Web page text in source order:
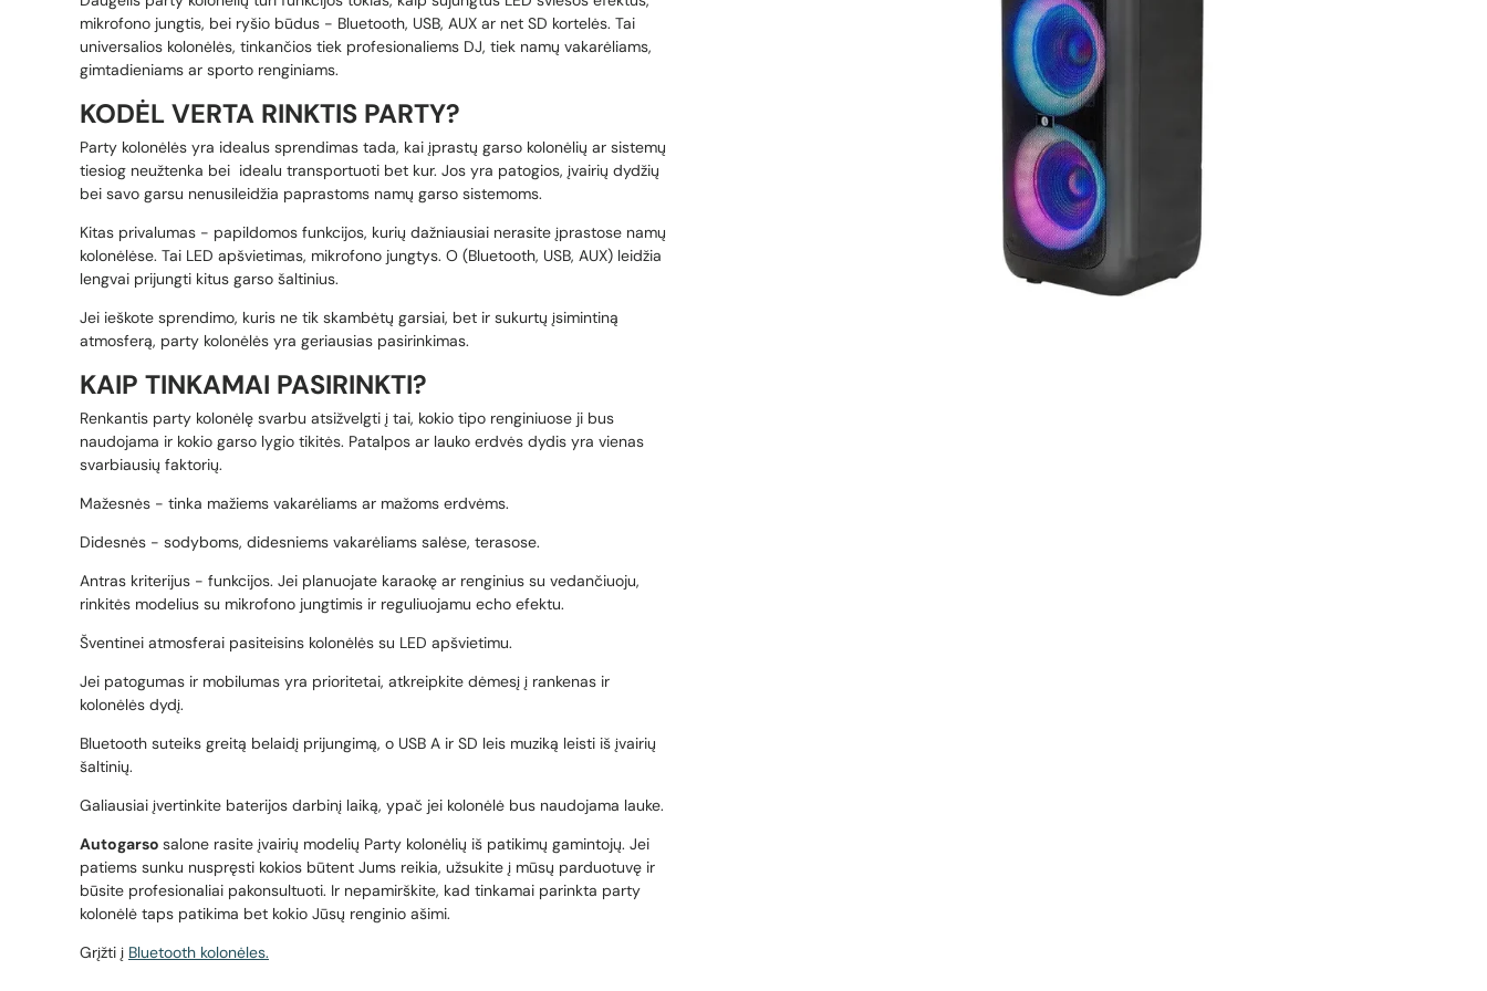
mikrofono jungtis, bei ryšio būdus - Bluetooth, USB, AUX ar net SD kortelės. Tai
universalios kolonėlės, tinkančios tiek profesionaliems DJ, tiek namų vakarėliams,
gimtadieniams ar sporto renginiams.
KODĖL VERTA RINKTIS PARTY?
Party kolonėlės yra idealus sprendimas tada, kai įprastų garso kolonėlių ar sistemų
tiesiog neužtenka bei idealu transportuoti bet kur. Jos yra patogios, įvairių dydžių
bei savo garsu nenusileidžia paprastoms namų garso sistemoms.
Kitas privalumas - papildomos funkcijos, kurių dažniausiai nerasite įprastose namų
kolonėlėse. Tai LED apšvietimas, mikrofono jungtys. O (Bluetooth, USB, AUX) leidžia
lengvai prijungti kitus garso šaltinius.
Jei ieškote sprendimo, kuris ne tik skambėtų garsiai, bet ir sukurtų įsimintiną
atmosferą, party kolonėlės yra geriausias pasirinkimas.
KAIP TINKAMAI PASIRINKTI?
Renkantis party kolonėlę svarbu atsižvelgti į tai, kokio tipo renginiuose ji bus
naudojama ir kokio garso lygio tikitės. Patalpos ar lauko erdvės dydis yra vienas
svarbiausių faktorių.
Mažesnės - tinka mažiems vakarėliams ar mažoms erdvėms.
Didesnės - sodyboms, didesniems vakarėliams salėse, terasose.
Antras kriterijus - funkcijos. Jei planuojate karaokę ar renginius su vedančiuoju,
rinkitės modelius su mikrofono jungtimis ir reguliuojamu echo efektu.
Šventinei atmosferai pasiteisins kolonėlės su LED apšvietimu.
Jei patogumas ir mobilumas yra prioritetai, atkreipkite dėmesį į rankenas ir
kolonėlės dydį.
Bluetooth suteiks greitą belaidį prijungimą, o USB A ir SD leis muziką leisti iš įvairių
šaltinių.
Galiausiai įvertinkite baterijos darbinį laiką, ypač jei kolonėlė bus naudojama lauke.
Autogarso salone rasite įvairių modelių Party kolonėlių iš patikimų gamintojų. Jei
patiems sunku nuspręsti kokios būtent Jums reikia, užsukite į mūsų parduotuvę ir
būsite profesionaliai pakonsultuoti. Ir nepamirškite, kad tinkamai parinkta party
kolonėlė taps patikima bet kokio Jūsų renginio ašimi.
Grįžti į Bluetooth kolonėles.